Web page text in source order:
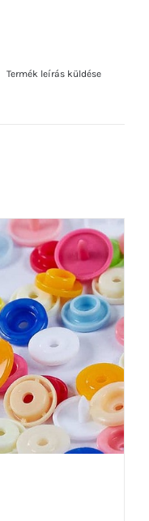
Termék leírás küldése